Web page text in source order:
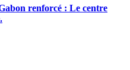
renforcé : Le centre